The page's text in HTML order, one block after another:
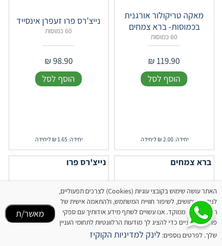
מאקה טריקולור אורגנית
בכמוסות- ברא צמחים
60 כמוסות
119.90
₪
הוסף לסל
יחידה: 2.00 ₪ ליחידה
נייצ'רס פרו זעפרן אינסייד
60 כמוסות
98.90
₪
הוסף לסל
יחידה: 1.65 ₪ ליחידה
ברא צמחים נייצ'רס פרו
האתר עושה שימוש בקובצי עוגיות (Cookies) לצרכים תפעוליים,
לניתוח שימושים, לשיפור חוויית המשתמש, ולהתאמה אישית של
תוכן ופרסום ממוקד. אנו עשויים לשתף מידע אודותיך עם ספקי
פרסום חיצוניים כדי להציג לך מודעות הרלוונטיות לתחומי העניין
שלך. לפרטים נוספים: לינק למדיניות הקוקיז
מאשר/ת